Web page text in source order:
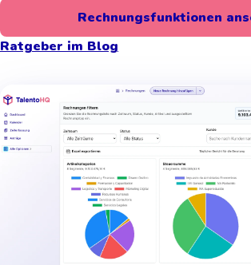
Rechnungsfunktionen
Ratgeber im Blog